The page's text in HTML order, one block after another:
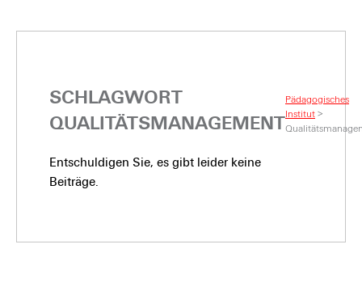
SCHLAGWORT
QUALITÄTSMANAGEMENT
Pädagogisches
Institut >
Entschuldigen Sie, es gibt leider keine
Beiträge.